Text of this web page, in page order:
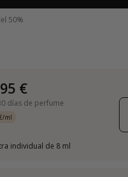
50%
€
días de perfume
ml
individual de 8 ml